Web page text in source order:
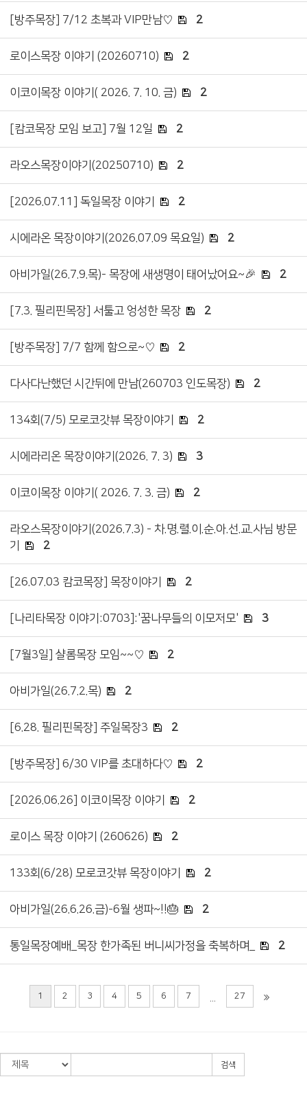
[방주목장] 7/12 초복과 VIP만남♡ 2
로이스목장 이야기 (20260710) 2
이코이목장 이야기( 2026. 7. 10. 금) 2
[캄코목장 모임 보고] 7월 12일 2
라오스목장이야기(20250710) 2
[2026.07.11] 독일목장 이야기 2
시에라온 목장이야기(2026.07.09 목요일) 2
아비가일(26.7.9.목)- 목장에 새생명이 태어났어요~🎉 2
[7.3. 필리핀목장] 서툴고 엉성한 목장 2
[방주목장] 7/7 함께 함으로~♡ 2
다사다난했던 시간뒤에 만남(260703 인도목장) 2
134회(7/5) 모로코갓뷰 목장이야기 2
시에라리온 목장이야기(2026. 7. 3) 3
이코이목장 이야기( 2026. 7. 3. 금) 2
라오스목장이야기(2026.7.3) - 차.명.렬.이.순.아.선.교.사님 방문
기
2
[26.07.03 캄코목장] 목장이야기 2
[나리타목장 이야기:0703]:'꿈나무들의 이모저모' 3
[7월3일] 샬롬목장 모임~~♡ 2
아비가일(26.7.2.목) 2
[6.28. 필리핀목장] 주일목장3 2
[방주목장] 6/30 VIP를 초대하다♡ 2
[2026.06.26] 이코이목장 이야기 2
로이스 목장 이야기 (260626) 2
133회(6/28) 모로코갓뷰 목장이야기 2
아비가일(26.6.26.금)-6월 생파~!!🎂 2
통일목장예배_목장 한가족된 버니씨가정을 축복하며_ 2
1 2 3 4 5 6 7 27
검색